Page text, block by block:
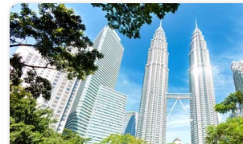
souffle.